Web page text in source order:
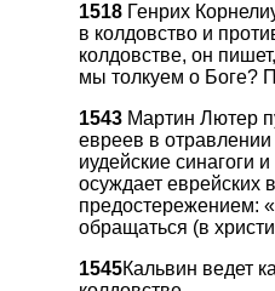
1518 Генрих
в колдовство и
колдовстве, он
мы толкуем о Боге?
1543 Мартин Лютер
евреев в
иудейские синагоги
осуждает еврейских
предостережением:
обращаться (в
1545Кальвин ведет